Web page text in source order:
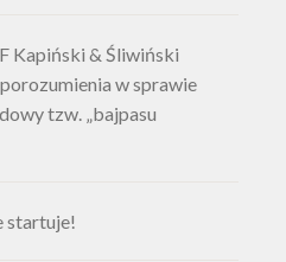
Kapiński & Śliwiński
w sprawie
tzw. „bajpasu
startuje!